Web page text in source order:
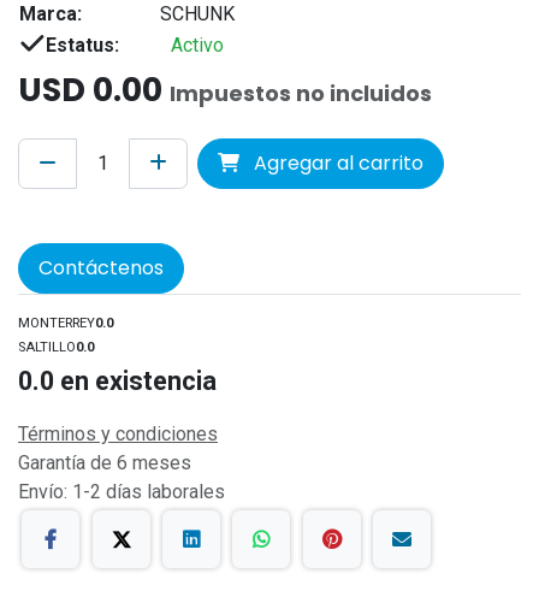
Marca:
SCHUNK
Estatus:
Activo
USD 0.00 Impuestos no incluidos
Agregar al carrito
Contáctenos
MONTERREY0.0
SALTILLO0.0
0.0 en existencia
Términos y condiciones
Garantía de 6 meses
Envío: 1-2 días laborales